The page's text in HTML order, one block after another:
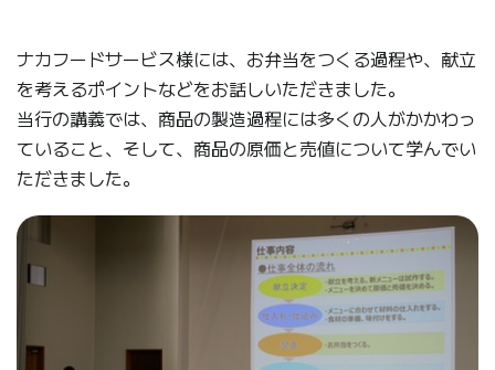
ナカフードサービス様には、お弁当をつくる過程や、献立
を考えるポイントなどをお話しいただきました。
当行の講義では、商品の製造過程には多くの人がかかわっ
ていること、そして、商品の原価と売値について学んでい
ただきました。